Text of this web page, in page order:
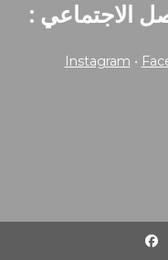
الاجتماعي
Instagram •